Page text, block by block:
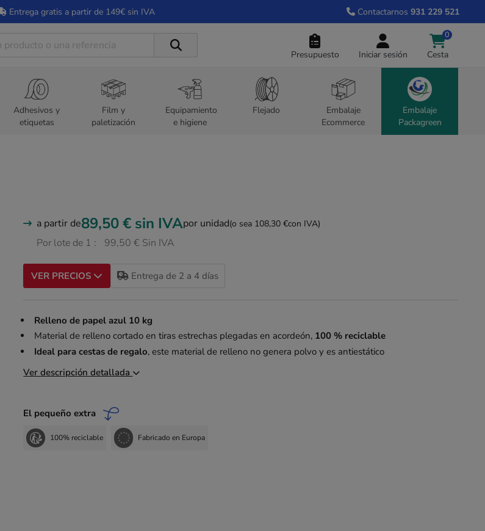
Entrega gratis a partir de 149€ sin IVA Contactarnos 931 229 521
Presupuesto Iniciar sesión Cesta
0
Adhesivos y
etiquetas
Film y
paletización
Equipamiento
e higiene
Flejado
Embalaje
Ecommerce
Embalaje
Packagreen
a partir de89,50 € sin IVApor unidad(o sea 108,30 €con IVA)
Por lote de 1 : 99,50 € Sin IVA
VER PRECIOS Entrega de 2 a 4 días
Relleno de papel azul 10 kg
Material de relleno cortado en tiras estrechas plegadas en acordeón, 100 % reciclable
Ideal para cestas de regalo, este material de relleno no genera polvo y es antiestático
Ver descripción detallada
El pequeño extra
100% reciclable Fabricado en Europa